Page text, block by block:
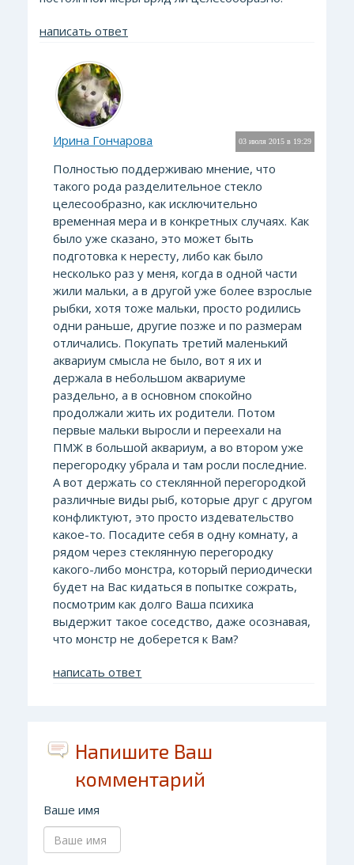
написать ответ
03 июля 2015 в 19:29
Ирина Гончарова
Полностью поддерживаю мнение, что
такого рода разделительное стекло
целесообразно, как исключительно
временная мера и в конкретных случаях. Как
было уже сказано, это может быть
подготовка к нересту, либо как было
несколько раз у меня, когда в одной части
жили мальки, а в другой уже более взрослые
рыбки, хотя тоже мальки, просто родились
одни раньше, другие позже и по размерам
отличались. Покупать третий маленький
аквариум смысла не было, вот я их и
держала в небольшом аквариуме
раздельно, а в основном спокойно
продолжали жить их родители. Потом
первые мальки выросли и переехали на
ПМЖ в большой аквариум, а во втором уже
перегородку убрала и там росли последние.
А вот держать со стеклянной перегородкой
различные виды рыб, которые друг с другом
конфликтуют, это просто издевательство
какое-то. Посадите себя в одну комнату, а
рядом через стеклянную перегородку
какого-либо монстра, который периодически
будет на Вас кидаться в попытке сожрать,
посмотрим как долго Ваша психика
выдержит такое соседство, даже осознавая,
что монстр не доберется к Вам?
написать ответ
Напишите Ваш
комментарий
Ваше имя